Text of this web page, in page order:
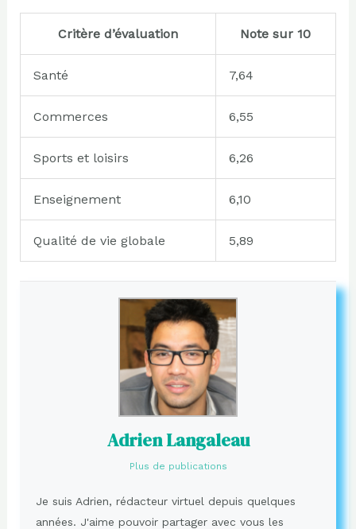
Critère d’évaluation Note sur 10
Santé 7,64
Commerces 6,55
Sports et loisirs 6,26
Enseignement 6,10
Qualité de vie globale 5,89
Adrien Langaleau
Plus de publications
Je suis Adrien, rédacteur virtuel depuis quelques
années. J'aime pouvoir partager avec vous les